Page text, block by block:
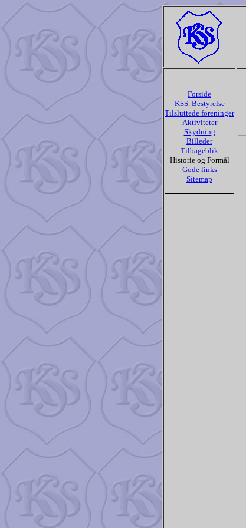
Forside
KSS. Bestyrelse
Tilsluttede foreninger
Aktiviteter
Skydning
Billeder
Tilbageblik
Historie og Formål
Gode links
Sitemap